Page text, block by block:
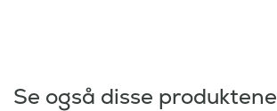
Se også disse produktene